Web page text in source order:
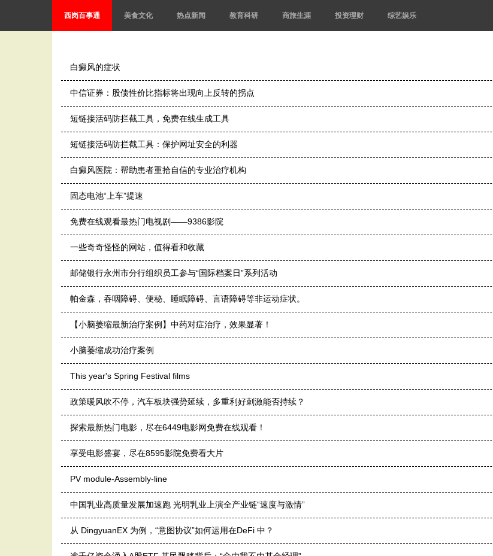
西岗百事通 美食文化 热点新闻 教育科研 商旅生涯 投资理财 综艺娱乐
白癜风的症状
中信证券：股债性价比指标将出现向上反转的拐点
短链接活码防拦截工具，免费在线生成工具
短链接活码防拦截工具：保护网址安全的利器
白癜风医院：帮助患者重拾自信的专业治疗机构
固态电池“上车”提速
免费在线观看最热门电视剧——9386影院
一些奇奇怪怪的网站，值得看和收藏
邮储银行永州市分行组织员工参与“国际档案日”系列活动
帕金森，吞咽障碍、便秘、睡眠障碍、言语障碍等非运动症状。
【小脑萎缩最新治疗案例】中药对症治疗，效果显著！
小脑萎缩成功治疗案例
This year's Spring Festival films
政策暖风吹不停，汽车板块强势延续，多重利好刺激能否持续？
探索最新热门电影，尽在6449电影网免费在线观看！
享受电影盛宴，尽在8595影院免费看大片
PV module-Assembly-line
中国乳业高质量发展加速跑 光明乳业上演全产业链“速度与激情”
从 DingyuanEX 为例，“意图协议”如何运用在DeFi 中？